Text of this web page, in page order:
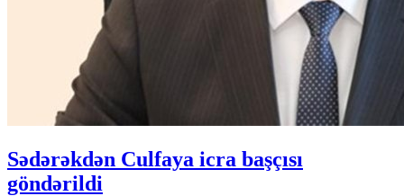
Sədərəkdən Culfaya icra başçısı
göndərildi